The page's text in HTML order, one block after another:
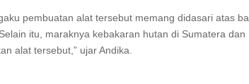
pembuatan alat tersebut memang didasari atas
itu, maraknya kebakaran hutan di Sumatera dan
alat tersebut,” ujar Andika.